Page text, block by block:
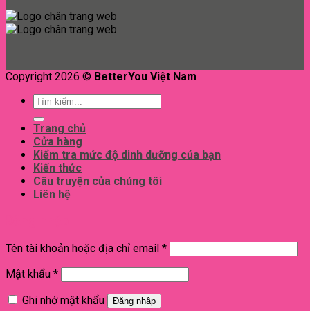
Copyright 2026 © BetterYou Việt Nam
Tìm
kiếm:
Trang chủ
Cửa hàng
Kiểm tra mức độ dinh dưỡng của bạn
Kiến thức
Câu truyện của chúng tôi
Liên hệ
Tên tài khoản hoặc địa chỉ email *
Mật khẩu *
Ghi nhớ mật khẩu
Đăng nhập